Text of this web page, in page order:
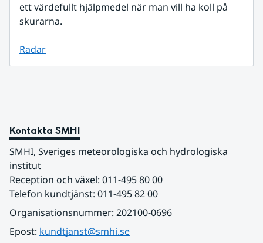
ett värdefullt hjälpmedel när man vill ha koll på
skurarna.
Radar
Kontakta SMHI
SMHI, Sveriges meteorologiska och hydrologiska
institut
Reception och växel: 011-495 80 00
Telefon kundtjänst: 011-495 82 00
Organisationsnummer: 202100-0696
Epost: kundtjanst@smhi.se